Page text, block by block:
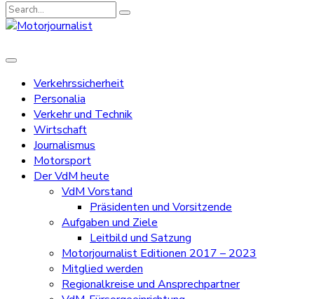
Search
for:
Verkehrssicherheit
Personalia
Verkehr und Technik
Wirtschaft
Journalismus
Motorsport
Der VdM heute
VdM Vorstand
Präsidenten und Vorsitzende
Aufgaben und Ziele
Leitbild und Satzung
Motorjournalist Editionen 2017 – 2023
Mitglied werden
Regionalkreise und Ansprechpartner